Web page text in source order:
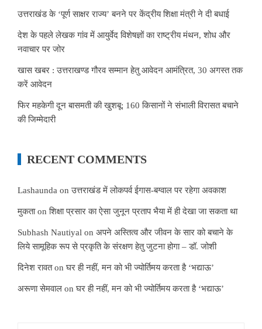
उत्तराखंड के ‘पूर्ण साक्षर राज्य’ बनने पर केंद्रीय शिक्षा मंत्री ने दी बधाई
देश के पहले लेखक गांव में आयुर्वेद विशेषज्ञों का राष्ट्रीय मंथन, शोध और
नवाचार पर जोर
खास खबर : उत्तराखण्ड गौरव सम्मान हेतु आवेदन आमंत्रित, 30 अगस्त तक
करें आवेदन
फिर महकेगी दून बासमती की खुशबू: 160 किसानों ने संभाली विरासत बचाने
की जिम्मेदारी
RECENT COMMENTS
Lashaunda onउत्तराखंड में लोकपर्व ईगास-बग्वाल पर रहेगा अवकाश
मुकताonशिक्षा प्रसार का ऐसा जुनून प्रताप भैया में ही देखा जा सकता था
Subhash Nautiyal on अपने अस्तित्व और जीवन के सार को बचाने के
लिये सामूहिक रूप से प्रकृति के संरक्षण हेतु जुटना होगा – डॉ. जोशी
दिनेश रावतonघर ही नहीं, मन को भी ज्योर्तिमय करता है ‘भद्याऊ’
अरूणा सेमवाल onघर ही नहीं, मन को भी ज्योर्तिमय करता है ‘भद्याऊ’